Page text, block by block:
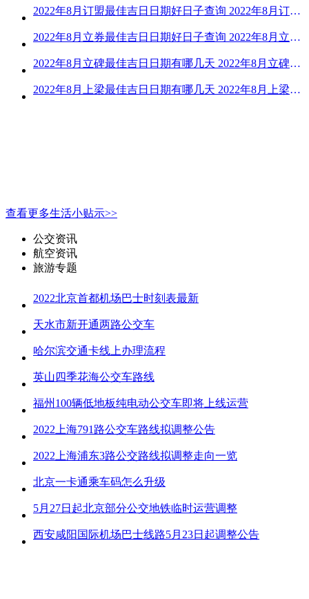
2022年8月订盟最佳吉日日期好日子查询 2022年8月订盟黄道吉日一览
2022年8月立券最佳吉日日期好日子查询 2022年8月立券的黄道吉日一览
2022年8月立碑最佳吉日日期有哪几天 2022年8月立碑吉日查询
2022年8月上梁最佳吉日日期有哪几天 2022年8月上梁的黄道吉日
查看更多生活小贴示>>
公交资讯
航空资讯
旅游专题
2022北京首都机场巴士时刻表最新
天水市新开通两路公交车
哈尔滨交通卡线上办理流程
英山四季花海公交车路线
福州100辆低地板纯电动公交车即将上线运营
2022上海791路公交车路线拟调整公告
2022上海浦东3路公交路线拟调整走向一览
北京一卡通乘车码怎么升级
5月27日起北京部分公交地铁临时运营调整
西安咸阳国际机场巴士线路5月23日起调整公告